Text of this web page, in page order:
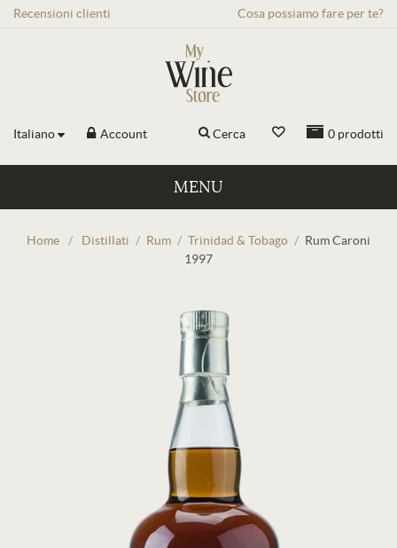
Recensioni clienti Cosa possiamo fare per te?
Italiano Account 0 prodotti
Cerca
MENU
Home / Distillati / Rum / Trinidad & Tobago / Rum Caroni
1997